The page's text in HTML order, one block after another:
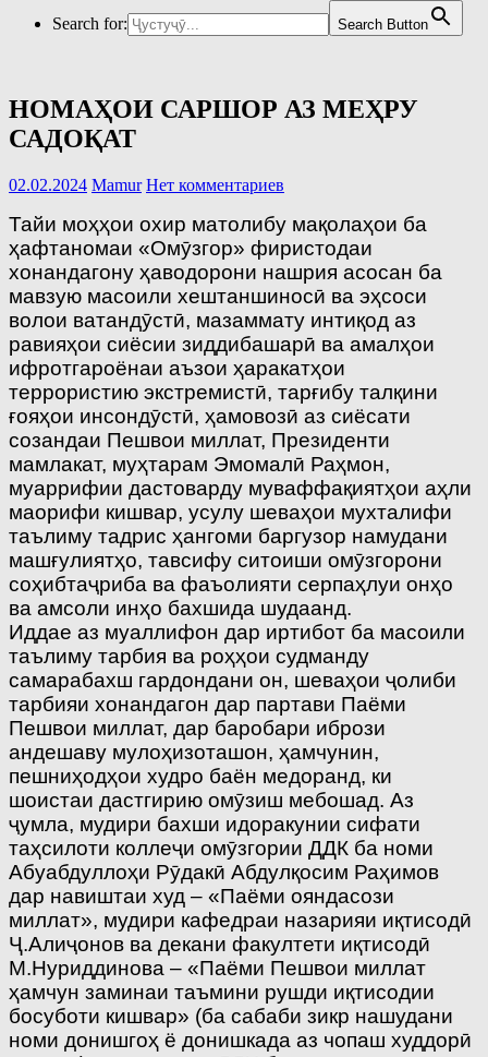
Search for:
Search Button
НОМАҲОИ САРШОР АЗ МЕҲРУ
САДОҚАТ
02.02.2024 Mamur Нет комментариев
Тайи моҳҳои охир матолибу мақолаҳои ба
ҳафтаномаи «Омӯзгор» фиристодаи
хонандагону ҳаводорони нашрия асосан ба
мавзую масоили хештаншиносӣ ва эҳсоси
волои ватандӯстӣ, мазаммату интиқод аз
равияҳои сиёсии зиддибашарӣ ва амалҳои
ифротгароёнаи аъзои ҳаракатҳои
террористию экстремистӣ, тарғибу талқини
ғояҳои инсондӯстӣ, ҳамовозӣ аз сиёсати
созандаи Пешвои миллат, Президенти
мамлакат, муҳтарам Эмомалӣ Раҳмон,
муаррифии дастоварду муваффақиятҳои аҳли
маорифи кишвар, усулу шеваҳои мухталифи
таълиму тадрис ҳангоми баргузор намудани
машғулиятҳо, тавсифу ситоиши омӯзгорони
соҳибтаҷриба ва фаъолияти серпаҳлуи онҳо
ва амсоли инҳо бахшида шудаанд.
Иддае аз муаллифон дар иртибот ба масоили
таълиму тарбия ва роҳҳои судманду
самарабахш гардондани он, шеваҳои ҷолиби
тарбияи хонандагон дар партави Паёми
Пешвои миллат, дар баробари ибрози
андешаву мулоҳизоташон, ҳамчунин,
пешниҳодҳои худро баён медоранд, ки
шоистаи дастгирию омӯзиш мебошад. Аз
ҷумла, мудири бахши идоракунии сифати
таҳсилоти коллеҷи омӯзгории ДДК ба номи
Абуабдуллоҳи Рӯдакӣ Абдулқосим Раҳимов
дар навиштаи худ – «Паёми ояндасози
миллат», мудири кафедраи назарияи иқтисодӣ
Ҷ.Алиҷонов ва декани факултети иқтисодӣ
М.Нуриддинова – «Паёми Пешвои миллат
ҳамчун заминаи таъмини рушди иқтисодии
босуботи кишвар» (ба сабаби зикр нашудани
номи донишгоҳ ё донишкада аз чопаш худдорӣ